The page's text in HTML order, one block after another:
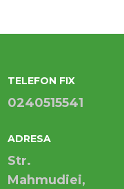
TELEFON FIX
0240515541
ADRESA
Str.
Mahmudiei,